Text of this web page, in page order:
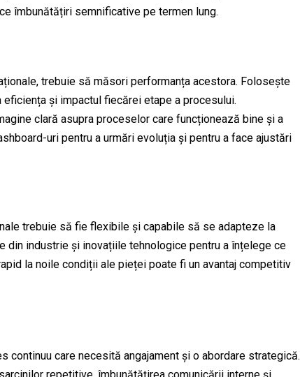
îmbunătățiri semnificative pe termen lung.
trebuie să măsori performanța acestora. Folosește
și impactul fiecărei etape a procesului.
clară asupra proceselor care funcționează bine și a
uri pentru a urmări evoluția și pentru a face ajustări
trebuie să fie flexibile și capabile să se adapteze la
industrie și inovațiile tehnologice pentru a înțelege ce
la noile condiții ale pieței poate fi un avantaj competitiv
care necesită angajament și o abordare strategică.